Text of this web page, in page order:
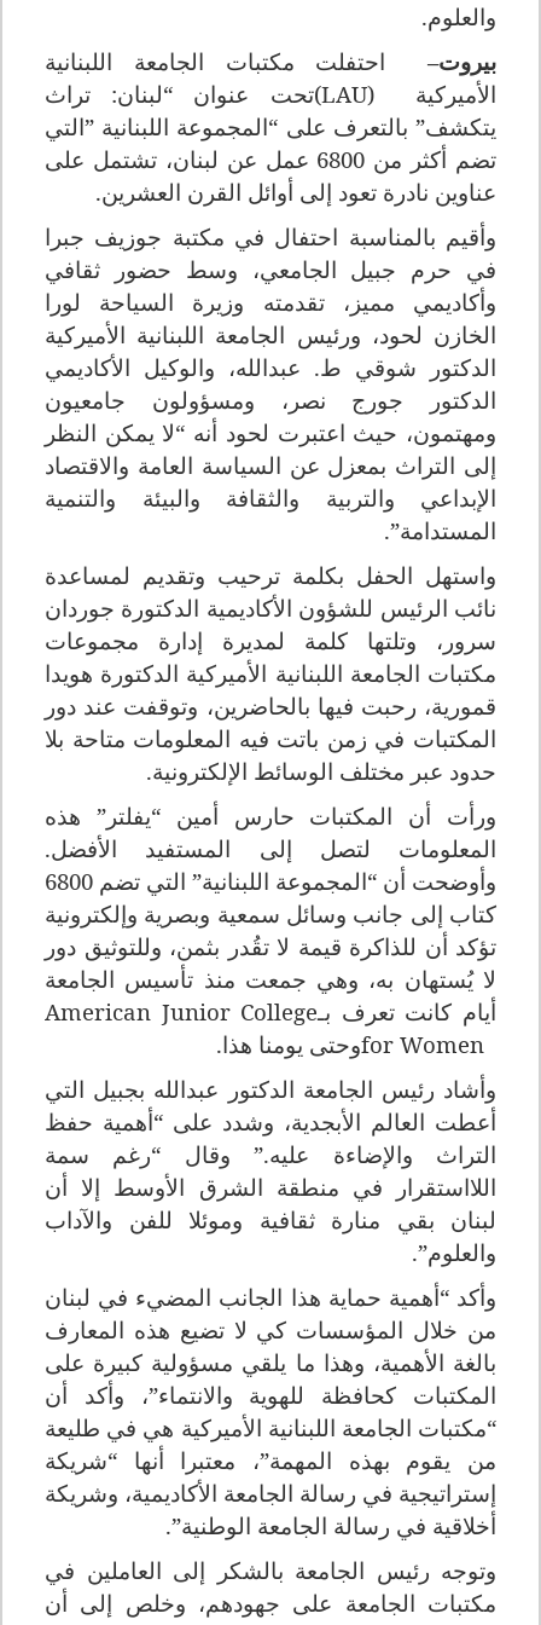
والعلوم.
بيروت–
احتفلت مكتبات الجامعة اللبنانية
الأميركية
(LAU)تحت عنوان “لبنان: تراث
يتكشف” بالتعرف على “المجموعة اللبنانية ”التي
تضم
أكثر من 6800 عمل عن لبنان، تشتمل على
عناوين نادرة تعود إلى أوائل القرن العشرين.
وأقيم بالمناسبة احتفال في مكتبة جوزيف جبرا
في حرم جبيل الجامعي، وسط حضور ثقافي
وأكاديمي مميز، تقدمته وزيرة السياحة لورا
الخازن لحود، ورئيس الجامعة اللبنانية الأميركية
الدكتور شوقي ط. عبدالله، والوكيل الأكاديمي
الدكتور جورج نصر، ومسؤولون جامعيون
ومهتمون، حيث اعتبرت لحود أنه “لا يمكن النظر
إلى التراث بمعزل عن السياسة العامة والاقتصاد
الإبداعي والتربية والثقافة والبيئة والتنمية
المستدامة.”
واستهل الحفل بكلمة ترحيب وتقديم لمساعدة
نائب الرئيس للشؤون الأكاديمية الدكتورة جوردان
سرور، وتلتها كلمة لمديرة إدارة مجموعات
مكتبات الجامعة اللبنانية الأميركية الدكتورة هويدا
قمورية، رحبت فيها بالحاضرين، وتوقفت عند دور
المكتبات في زمن باتت فيه المعلومات متاحة بلا
حدود عبر مختلف الوسائط الإلكترونية.
ورأت أن المكتبات حارس أمين “يفلتر” هذه
المعلومات لتصل إلى المستفيد الأفضل.
وأوضحت أن “المجموعة اللبنانية” التي تضم 6800
كتاب إلى جانب وسائل سمعية وبصرية وإلكترونية
تؤكد أن للذاكرة قيمة لا تقُدر بثمن، وللتوثيق دور
لا يُستهان به، وهي جمعت منذ تأسيس الجامعة
أيام كانت تعرف بـAmerican Junior College
for Womenوحتى يومنا هذا.
وأشاد رئيس الجامعة الدكتور عبدالله بجبيل التي
أعطت العالم الأبجدية، وشدد على “أهمية حفظ
التراث والإضاءة عليه.” وقال “رغم سمة
اللااستقرار في منطقة الشرق الأوسط إلا أن
لبنان بقي منارة ثقافية وموئلا للفن والآداب
والعلوم.”
وأكد “أهمية حماية هذا الجانب المضيء في لبنان
من خلال المؤسسات كي لا تضيع هذه المعارف
بالغة الأهمية، وهذا ما يلقي مسؤولية كبيرة على
المكتبات كحافظة للهوية والانتماء”، وأكد أن
“مكتبات الجامعة اللبنانية الأميركية هي في طليعة
من يقوم بهذه المهمة”، معتبرا أنها “شريكة
إستراتيجية في رسالة الجامعة الأكاديمية، وشريكة
أخلاقية في رسالة الجامعة الوطنية.”
وتوجه رئيس الجامعة بالشكر إلى العاملين في
مكتبات الجامعة على جهودهم، وخلص إلى أن